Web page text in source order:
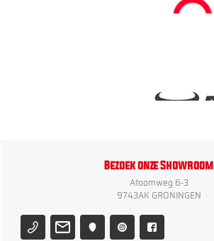
Bezoek onze Showroom
Atoomweg 6-3
9743AK GRONINGEN